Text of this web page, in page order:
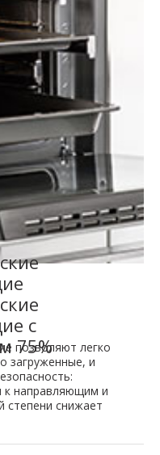
с
75%
позволяют легко
загруженные, и
к направляющим и
степени снижает